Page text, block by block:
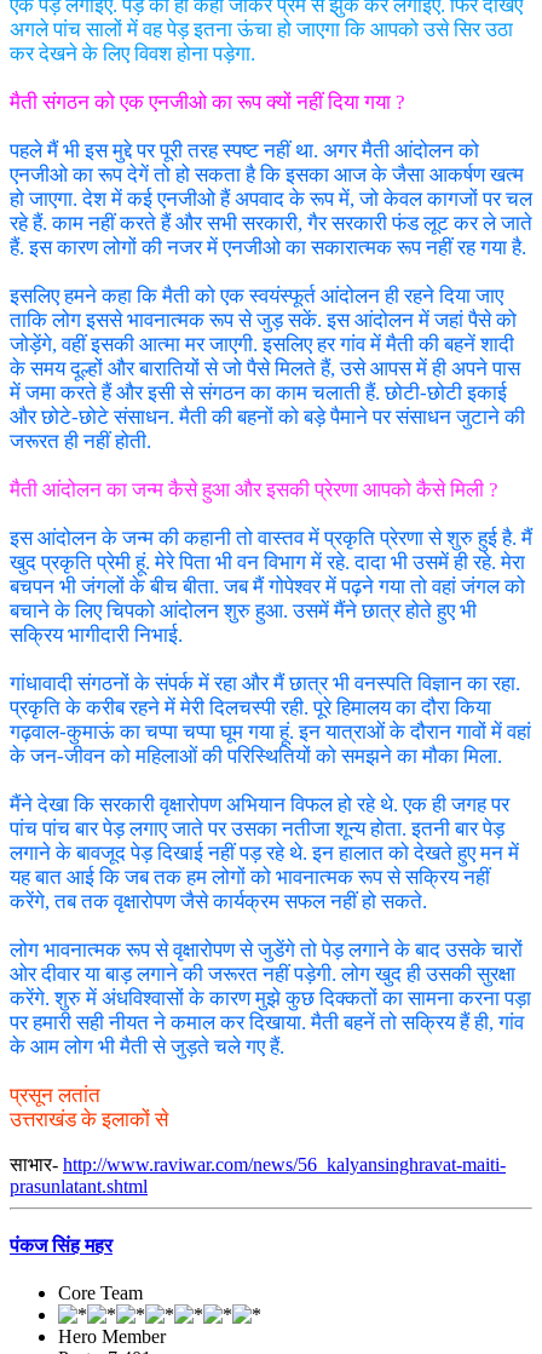
एक पेड़ लगाइए. पेड़ को ही कहीं जाकर प्रेम से झुक कर लगाइए. फिर देखिए
अगले पांच सालों में वह पेड़ इतना ऊंचा हो जाएगा कि आपको उसे सिर उठा
कर देखने के लिए विवश होना पड़ेगा.
मैती संगठन को एक एनजीओ का रूप क्यों नहीं दिया गया ?
पहले मैं भी इस मुद्दे पर पूरी तरह स्पष्ट नहीं था. अगर मैती आंदोलन को
एनजीओ का रूप देगें तो हो सकता है कि इसका आज के जैसा आकर्षण खत्म
हो जाएगा. देश में कई एनजीओ हैं अपवाद के रूप में, जो केवल कागजों पर चल
रहे हैं. काम नहीं करते हैं और सभी सरकारी, गैर सरकारी फंड लूट कर ले जाते
हैं. इस कारण लोगों की नजर में एनजीओ का सकारात्मक रूप नहीं रह गया है.
इसलिए हमने कहा कि मैती को एक स्वयंस्फूर्त आंदोलन ही रहने दिया जाए
ताकि लोग इससे भावनात्मक रूप से जुड़ सकें. इस आंदोलन में जहां पैसे को
जोड़ेंगे, वहीं इसकी आत्मा मर जाएगी. इसलिए हर गांव में मैती की बहनें शादी
के समय दूल्हों और बारातियों से जो पैसे मिलते हैं, उसे आपस में ही अपने पास
में जमा करते हैं और इसी से संगठन का काम चलाती हैं. छोटी-छोटी इकाई
और छोटे-छोटे संसाधन. मैती की बहनों को बड़े पैमाने पर संसाधन जुटाने की
जरूरत ही नहीं होती.
मैती आंदोलन का जन्म कैसे हुआ और इसकी प्रेरणा आपको कैसे मिली ?
इस आंदोलन के जन्म की कहानी तो वास्तव में प्रकृति प्रेरणा से शुरु हुई है. मैं
खुद प्रकृति प्रेमी हूं. मेरे पिता भी वन विभाग में रहे. दादा भी उसमें ही रहे. मेरा
बचपन भी जंगलों के बीच बीता. जब मैं गोपेश्वर में पढ़ने गया तो वहां जंगल को
बचाने के लिए चिपको आंदोलन शुरु हुआ. उसमें मैंने छात्र होते हुए भी
सक्रिय भागीदारी निभाई.
गांधावादी संगठनों के संपर्क में रहा और मैं छात्र भी वनस्पति विज्ञान का रहा.
प्रकृति के करीब रहने में मेरी दिलचस्पी रही. पूरे हिमालय का दौरा किया
गढ़वाल-कुमाऊं का चप्पा चप्पा घूम गया हूं. इन यात्राओं के दौरान गावों में वहां
के जन-जीवन को महिलाओं की परिस्थितियों को समझने का मौका मिला.
मैंने देखा कि सरकारी वृक्षारोपण अभियान विफल हो रहे थे. एक ही जगह पर
पांच पांच बार पेड़ लगाए जाते पर उसका नतीजा शून्य होता. इतनी बार पेड़
लगाने के बावजूद पेड़ दिखाई नहीं पड़ रहे थे. इन हालात को देखते हुए मन में
यह बात आई कि जब तक हम लोगों को भावनात्मक रूप से सक्रिय नहीं
करेंगे, तब तक वृक्षारोपण जैसे कार्यक्रम सफल नहीं हो सकते.
लोग भावनात्मक रूप से वृक्षारोपण से जुडेंगे तो पेड़ लगाने के बाद उसके चारों
ओर दीवार या बाड़ लगाने की जरूरत नहीं पड़ेगी. लोग खुद ही उसकी सुरक्षा
करेंगे. शुरु में अंधविश्वासों के कारण मुझे कुछ दिक्कतों का सामना करना पड़ा
पर हमारी सही नीयत ने कमाल कर दिखाया. मैती बहनें तो सक्रिय हैं ही, गांव
के आम लोग भी मैती से जुड़ते चले गए हैं.
प्रसून लतांत
उत्तराखंड के इलाकों से
साभार- http://www.raviwar.com/news/56_kalyansinghravat-maiti-
prasunlatant.shtml
पंकज सिंह महर
Core Team
Hero Member